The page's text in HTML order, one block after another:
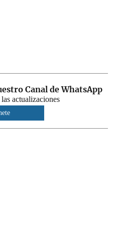
Canal de WhatsApp
actualizaciones